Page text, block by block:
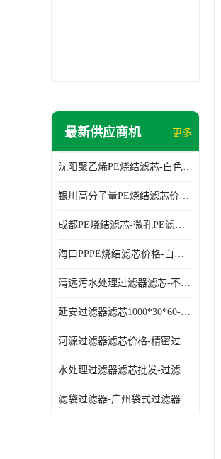
最新供应商机 更多
沈阳聚乙烯PE烧结滤芯-白色PE滤芯-使用寿命长
银川高分子量PE烧结滤芯价格-过滤器PE滤芯-高流通能力
成都PE烧结滤芯-微孔PE滤芯-拆洗方便
海口PPPE烧结滤芯价格-白色PE滤芯-各种规格定制
清远污水处理过滤器滤芯-不锈钢过滤器-欢迎来电咨询
延安过滤器滤芯1000*30*60-水过滤筒-型号齐全
河源过滤器滤芯价格-精密过滤器-大流量滤芯
水处理过滤器滤芯批发-过滤器水过滤-节能环保
滤袋过滤器-广州袋式过滤器厂家-经久耐用